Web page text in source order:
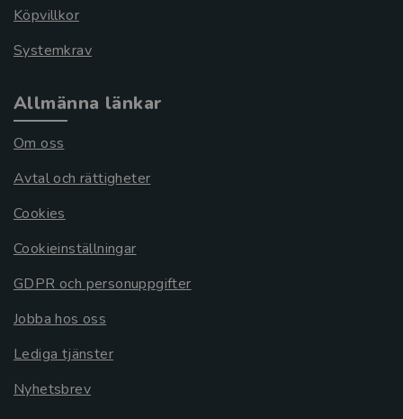
Köpvillkor
Systemkrav
Allmänna länkar
Om oss
Avtal och rättigheter
Cookies
Cookieinställningar
GDPR och personuppgifter
Jobba hos oss
Lediga tjänster
Nyhetsbrev